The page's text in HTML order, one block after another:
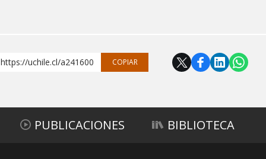
https://uchile.cl/a241600 COPIAR
PUBLICACIONES BIBLIOTECA